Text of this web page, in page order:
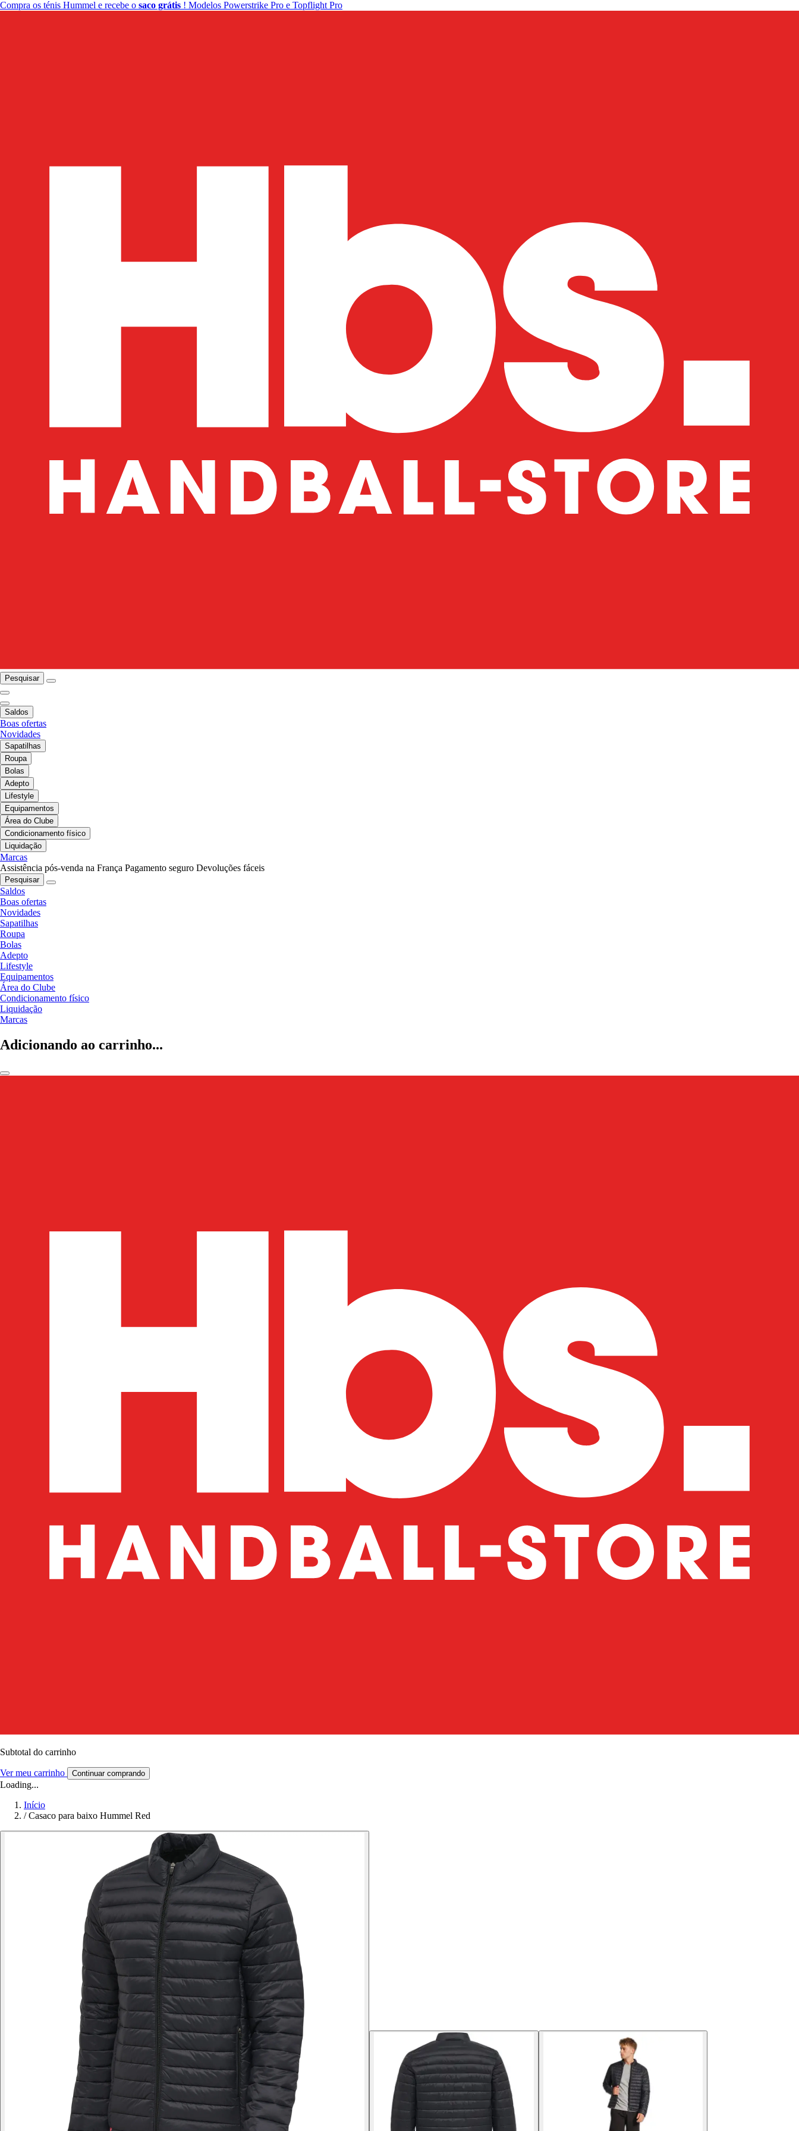
Compra os ténis Hummel e recebe o saco grátis ! Modelos Powerstrike Pro e Topflight Pro
Pesquisar
Saldos
Boas ofertas
Novidades
Sapatilhas
Roupa
Bolas
Adepto
Lifestyle
Equipamentos
Área do Clube
Condicionamento físico
Liquidação
Marcas
Assistência pós-venda na França Pagamento seguro Devoluções fáceis
Pesquisar
Saldos
Boas ofertas
Novidades
Sapatilhas
Roupa
Bolas
Adepto
Lifestyle
Equipamentos
Área do Clube
Condicionamento físico
Liquidação
Marcas
Adicionando ao carrinho...
Subtotal do carrinho
Ver meu carrinho Continuar comprando
Loading...
Início
/ Casaco para baixo Hummel Red